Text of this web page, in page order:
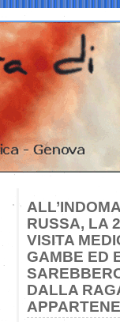
RUSSA, LA
VISITA
GAMBE ED
DALLA